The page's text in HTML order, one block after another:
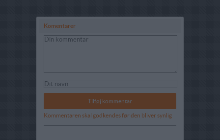
Komentarer
Kommentaren skal godkendes før den bliver synlig